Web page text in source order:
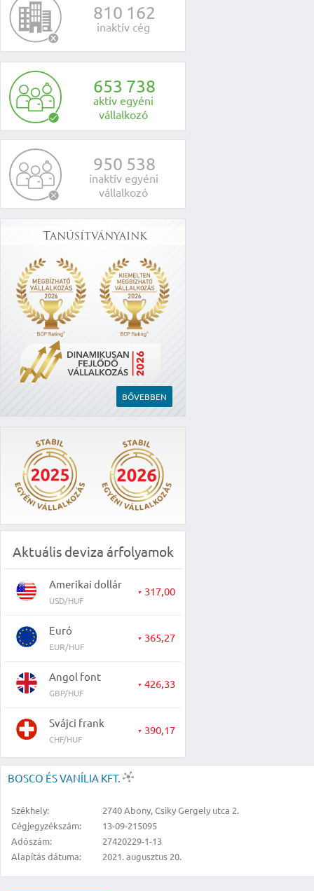
810 162
inaktív cég
653 738
aktív egyéni
vállalkozó
950 538
inaktív egyéni
vállalkozó
Tanúsítványaink
BŐVEBBEN
Aktuális deviza árfolyamok
Amerikai dollár
USD/HUF
▼ 317,00
Euró
EUR/HUF
▼ 365,27
Angol font
GBP/HUF
▼ 426,33
Svájci frank
CHF/HUF
▼ 390,17
BOSCO ÉS VANÍLIA KFT.
Székhely:
2740 Abony, Csiky Gergely utca 2.
Cégjegyzékszám:
13-09-215095
Adószám:
27420229-1-13
Alapítás dátuma:
2021. augusztus 20.